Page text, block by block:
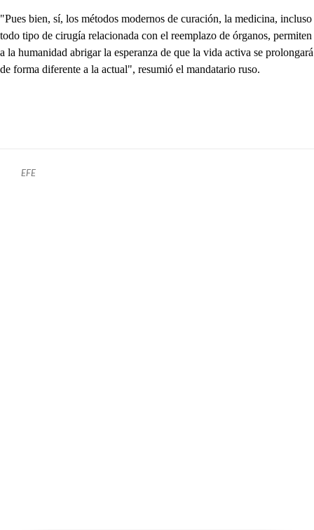
"Pues bien, sí, los métodos modernos de curación, la medicina, incluso
todo tipo de cirugía relacionada con el reemplazo de órganos, permiten
a la humanidad abrigar la esperanza de que la vida activa se prolongará
de forma diferente a la actual", resumió el mandatario ruso.
EFE